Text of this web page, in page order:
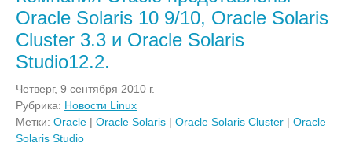
Oracle Solaris 10 9/10, Oracle Solaris
Cluster 3.3 и Oracle Solaris
Studio12.2.
Четверг, 9 сентября 2010 г.
Рубрика: Новости Linux
Метки: Oracle | Oracle Solaris | Oracle Solaris Cluster | Oracle
Solaris Studio